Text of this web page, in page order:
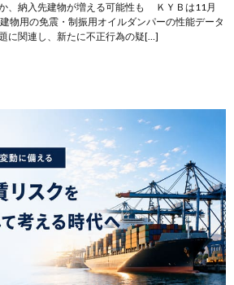
、納入先建物が増える可能性も ＫＹＢは11月
物用の免震・制振用オイルダンパーの性能データ
に関連し、新たに不正行為の疑[…]